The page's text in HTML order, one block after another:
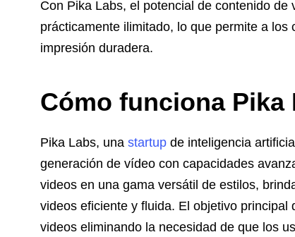
Con Pika Labs, el potencial de contenido
prácticamente ilimitado, lo que permite a
impresión duradera.
Cómo funciona Pika
Pika Labs, una startup de inteligencia
generación de vídeo con capacidades
videos en una gama versátil de estilos,
videos eficiente y fluida. El objetivo
videos eliminando la necesidad de que los